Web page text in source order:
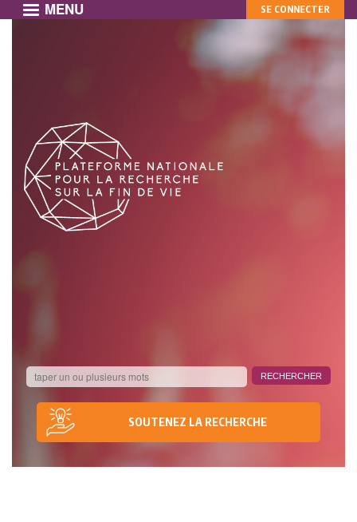
principal
MENU
SOUTENEZ LA RECHERCHE
MON
COMPTE
SE CONNECTER